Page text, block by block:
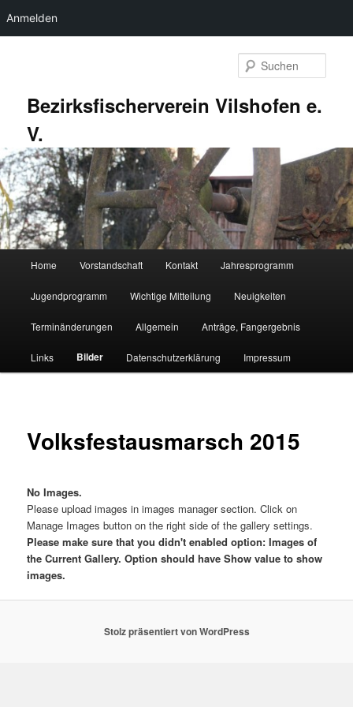
Anmelden
Bezirksfischerverein Vilshofen e.
V.
Home Vorstandschaft Kontakt Jahresprogramm
Jugendprogramm Wichtige Mitteilung Neuigkeiten
Terminänderungen Allgemein Anträge, Fangergebnis
Links Bilder Datenschutzerklärung Impressum
Volksfestausmarsch 2015
No Images.
Please upload images in images manager section. Click on
Manage Images button on the right side of the gallery settings.
Please make sure that you didn't enabled option: Images of
the Current Gallery. Option should have Show value to show
images.
Stolz präsentiert von WordPress